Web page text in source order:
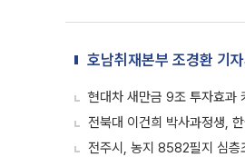
호남취재본부 조경환 기
현대차 새만금 9조 투자효과
전북대 이건희 박사과정생,
전주시, 농지 8582필지 심층